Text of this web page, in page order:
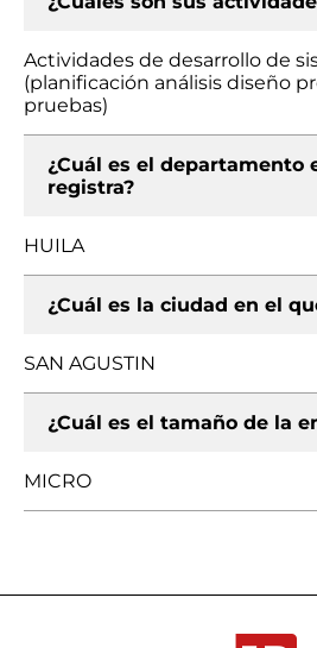
Actividades de desarrollo de
(planificación análisis diseño
pruebas)
¿Cuál es el departamento
registra?
HUILA
¿Cuál es la ciudad en el
SAN AGUSTIN
¿Cuál es el tamaño de la
MICRO